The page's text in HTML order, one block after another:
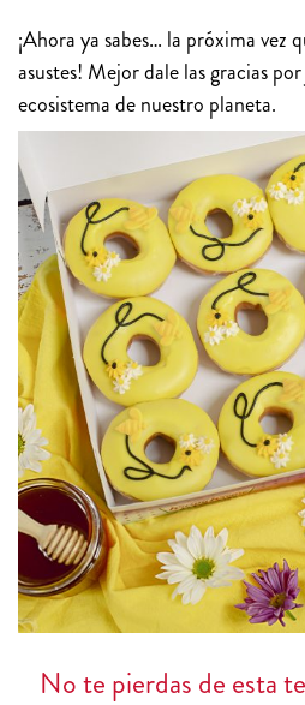
¡Ahora ya sabes… la próxima vez
asustes! Mejor dale las gracias
ecosistema de nuestro planeta.
No te pierdas de esta